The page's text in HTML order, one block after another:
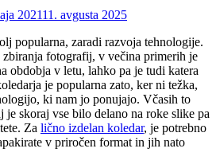
202111. avgusta 2025
popularna, zaradi razvoja tehnologije.
fotografij, v večina primerih je
obdobja v letu, lahko pa je tudi katera
je popularna zato, ker ni težka,
ki nam jo ponujajo. Včasih to
skoraj vse bilo delano na roke slike pa
Za lično izdelan koledar, je potrebno
v priročen format in jih nato